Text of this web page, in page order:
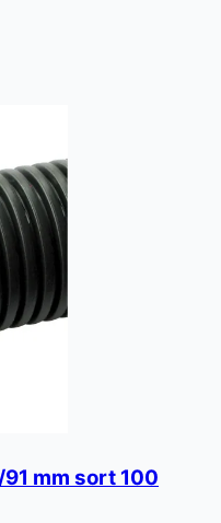
mm sort 100